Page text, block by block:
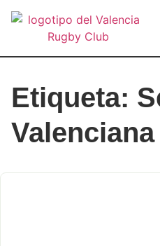
Etiqueta:
Valenciana